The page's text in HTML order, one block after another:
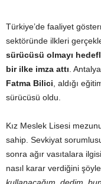
Türkiye’de faaliyet
sektöründe ilkleri
sürücüsü olmayı
bir ilke imza attı .
Fatma Bilici , aldığı
sürücüsü oldu.
Kız Meslek Lisesi
sahip. Sevkiyat
sonra ağır vasıtalara
nasıl karar verdiğini şöyle